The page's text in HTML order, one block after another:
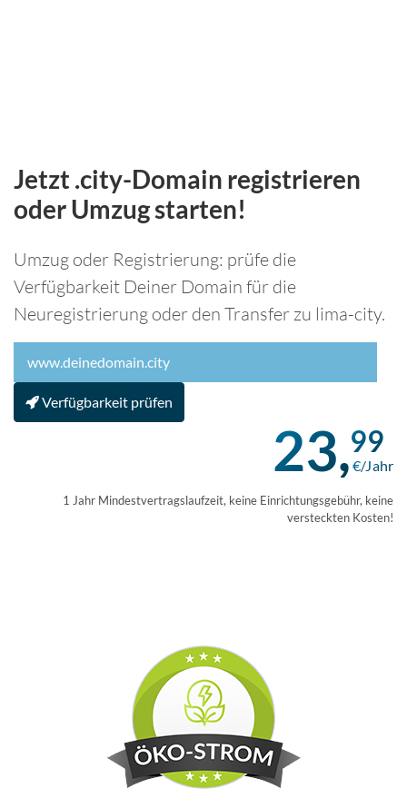
Jetzt .city-Domain registrieren
oder Umzug starten!
Umzug oder Registrierung: prüfe die
Verfügbarkeit Deiner Domain für die
Neuregistrierung oder den Transfer zu lima-city.
Verfügbarkeit prüfen
23,99
€/Jahr
1 Jahr Mindestvertragslaufzeit, keine Einrichtungsgebühr, keine
versteckten Kosten!